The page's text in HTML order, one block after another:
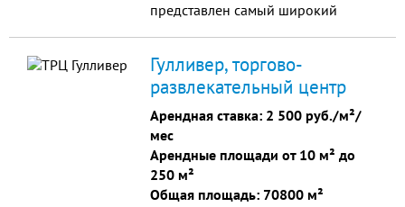
представлен самый широкий
Гулливер, торгово-
развлекательный центр
Арендная ставка: 2 500 руб./м²/
мес
Арендные площади от 10 м² до
250 м²
Общая площадь: 70800 м²